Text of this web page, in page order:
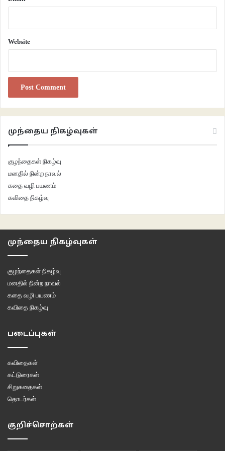
அவர் தனது சுயசரிதையில் குறிப்பிட்டுள்ளார்.
கிரிஸ்டோப் கீஸ்லோவ்ஸ்கி -யின் Dekalog திரைப்படம் மிக முக்கியமான ஒன்று.
போலந்து தொலைக்காட்சிக்காக கீஸ்லோவ்ஸ்கி இயக்கிய இந்தப் படம் பத்து
அத்தியாயங்கள் கொண்டது. எல்லா அத்தியாயங்களும் ஒருமணிநேரப் படங்களை
நிறுவனங்கள் இப்போது குறும்பட தொகுப்புகளை [Short Film Anthology]
பங்களித்துள்ளவருமான கிரிஸ்டோப் ஃபிஸேவிக் திரைக்கதை எழுதிய படம்.
பிரதான மையம் என்று சொல்லலாம்.
”மனிதர்களாகிய நம் வாழ்வு தருணங்களாலும் சந்தர்ப்பங்களாலும் ஆனது. மனித
Website
முந்தைய நிகழ்வுகள்
குழந்தைகள் நிகழ்வு
மனதில் நின்ற நாவல்
கதை வழி பயணம்
கவிதை நிகழ்வு
முந்தைய நிகழ்வுகள்
குழந்தைகள் நிகழ்வு
மனதில் நின்ற நாவல்
கதை வழி பயணம்
கவிதை நிகழ்வு
படைப்புகள்
கவிதைகள்
கட்டுரைகள்
சிறுகதைகள்
தொடர்கள்
குறிச்சொற்கள்